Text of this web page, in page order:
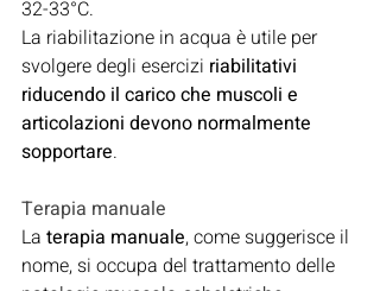
32-33°C.
La riabilitazione in acqua è utile per
svolgere degli esercizi riabilitativi
riducendo il carico che muscoli e
articolazioni devono normalmente
sopportare.
Terapia manuale
La terapia manuale, come suggerisce il
nome, si occupa del trattamento delle